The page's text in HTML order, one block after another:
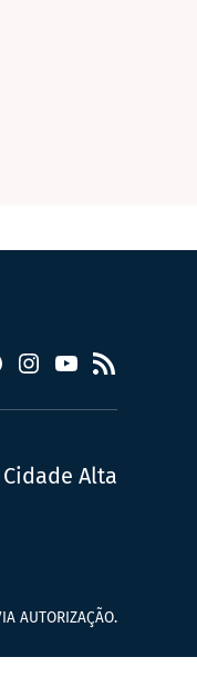
Instagram
YouTube
RSS
Alta
AUTORIZAÇÃO.